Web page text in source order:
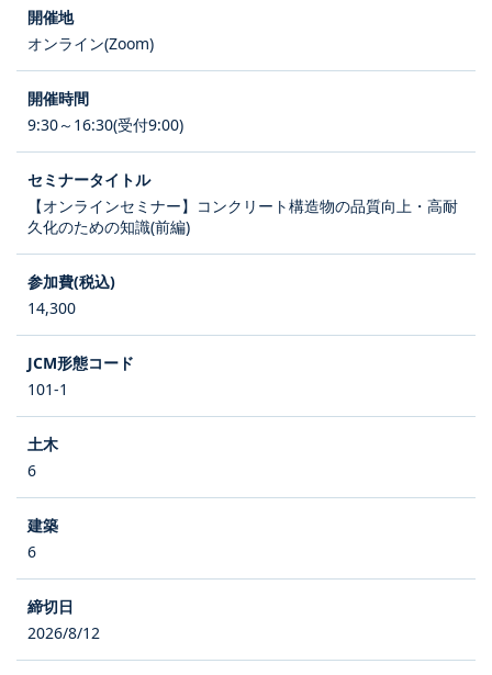
オンライン(Zoom)
9:30～16:30(受付9:00)
【オンラインセミナー】コンクリート構造物の品質向上・高耐
久化のための知識(前編)
14,300
101-1
6
6
2026/8/12